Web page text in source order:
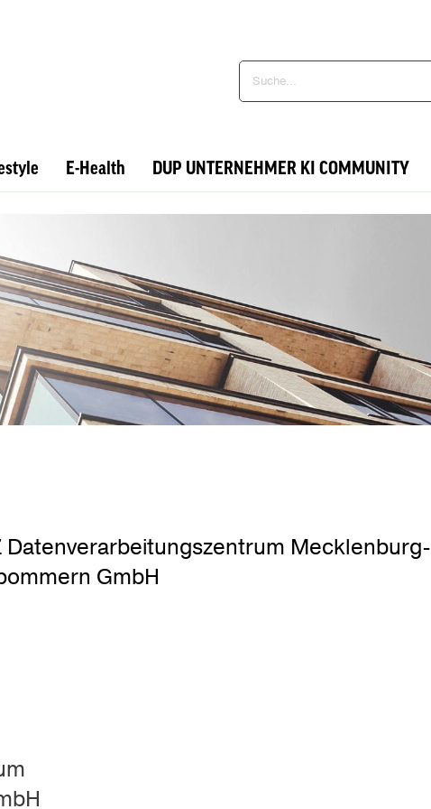
E-Health DUP UNTERNEHMER KI COMMUNITY
Datenverarbeitungszentrum Mecklenburg-
GmbH